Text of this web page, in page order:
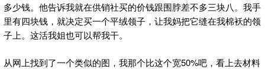
多少钱。他告诉我就在供销社买的价钱跟围脖差不多三块八。我手
里有四块钱，就决定买一个平绒领子，让我妈把它缝在我棉袄的领
子上。这活我姐也可以帮我干。
从网上找到了一个类似的图，我那个比这个宽50%吧，看上去材料